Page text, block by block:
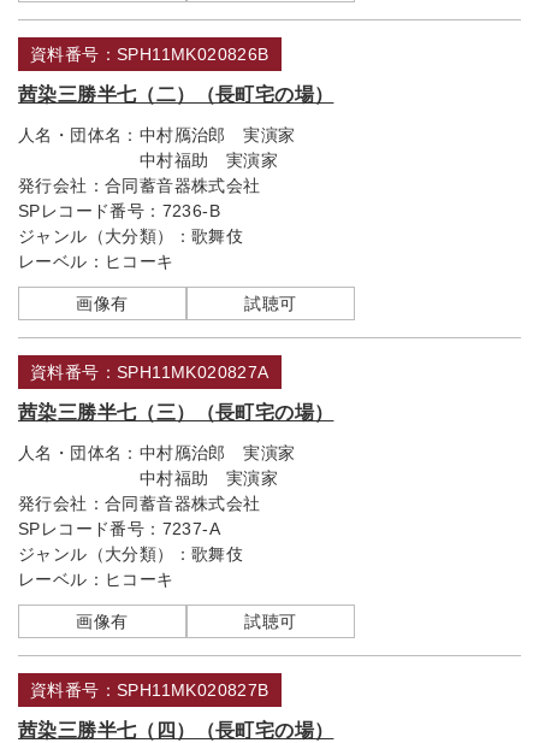
資料番号：SPH11MK020826B
茜染三勝半七（二）（長町宅の場）
人名・団体名： 中村鴈治郎 実演家
中村福助 実演家
発行会社： 合同蓄音器株式会社
SPレコード番号： 7236-B
ジャンル（大分類）： 歌舞伎
レーベル： ヒコーキ
画像有 試聴可
資料番号：SPH11MK020827A
茜染三勝半七（三）（長町宅の場）
人名・団体名： 中村鴈治郎 実演家
中村福助 実演家
発行会社： 合同蓄音器株式会社
SPレコード番号： 7237-A
ジャンル（大分類）： 歌舞伎
レーベル： ヒコーキ
画像有 試聴可
資料番号：SPH11MK020827B
茜染三勝半七（四）（長町宅の場）